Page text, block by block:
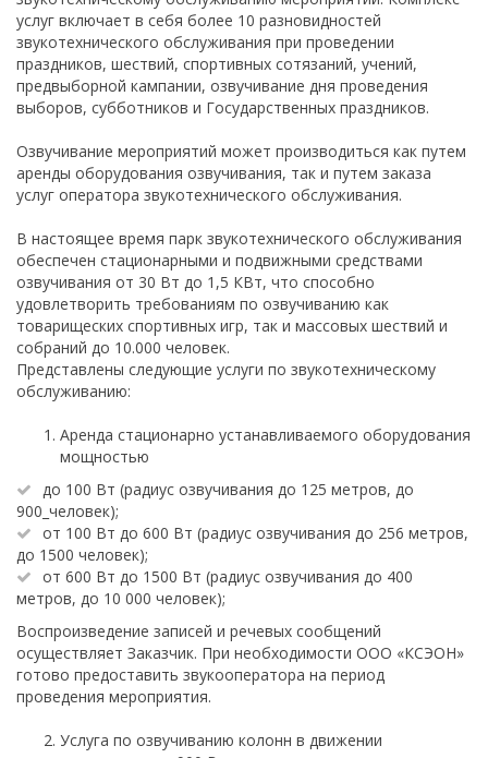
услуг включает в себя более 10 разновидностей
звукотехнического обслуживания при проведении
праздников, шествий, спортивных сотязаний, учений,
предвыборной кампании, озвучивание дня проведения
выборов, субботников и Государственных праздников.
Озвучивание мероприятий может производиться как путем
аренды оборудования озвучивания, так и путем заказа
услуг оператора звукотехнического обслуживания.
В настоящее время парк звукотехнического обслуживания
обеспечен стационарными и подвижными средствами
озвучивания от 30 Вт до 1,5 КВт, что способно
удовлетворить требованиям по озвучиванию как
товарищеских спортивных игр, так и массовых шествий и
собраний до 10.000 человек.
Представлены следующие услуги по звукотехническому
обслуживанию:
Аренда стационарно устанавливаемого оборудования
мощностью
до 100 Вт (радиус озвучивания до 125 метров, до
900_человек);
от 100 Вт до 600 Вт (радиус озвучивания до 256 метров,
до 1500 человек);
от 600 Вт до 1500 Вт (радиус озвучивания до 400
метров, до 10 000 человек);
Воспроизведение записей и речевых сообщений
осуществляет Заказчик. При необходимости ООО «КСЭОН»
готово предоставить звукооператора на период
проведения мероприятия.
Услуга по озвучиванию колонн в движении